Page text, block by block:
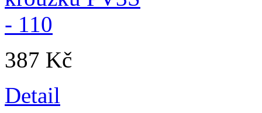
387 Kč
Detail